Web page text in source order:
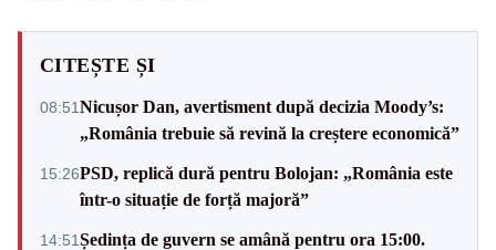
CITEȘTE ȘI
08:51Nicușor Dan, avertisment după decizia Moody’s:
„România trebuie să revină la creștere economică”
15:26PSD, replică dură pentru Bolojan: „România este
într-o situație de forță majoră”
14:51Ședința de guvern se amână pentru ora 15:00.